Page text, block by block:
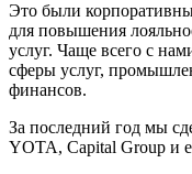
Это были
для повышения
услуг. Чаще всего с
сферы услуг,
финансов.
За последний год мы
YOTA, Capital Group и